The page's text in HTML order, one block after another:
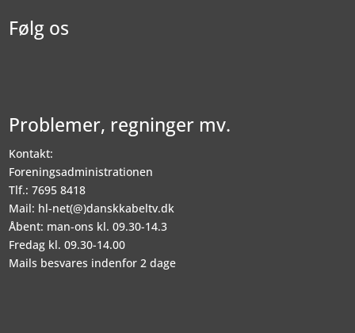
Følg os
Problemer, regninger mv.
Kontakt:
Foreningsadministrationen
Tlf.: 7695 8418
Mail: hl-net(@)danskkabeltv.dk
Åbent: man-ons kl. 09.30-14.3
Fredag kl. 09.30-14.00
Mails besvares indenfor 2 dage